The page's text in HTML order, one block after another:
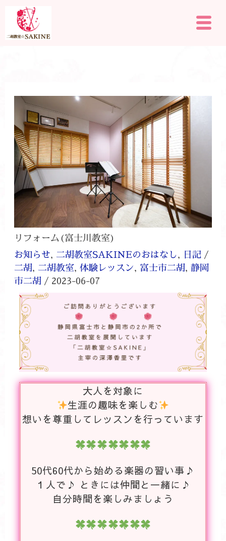
を
メ
ニ
リフォーム(富士川教室)
お知らせ, 二胡教室SAKINEのおはなし, 日記/
二胡, 二胡教室, 体験レッスン, 富士市二胡, 静岡
市二胡/ 2023-06-07
大人を対象に
生涯の趣味を楽しむ
想いを尊重してレッスンを行っています
50代60代から始める楽器の習い事♪
１人で♪ ときには仲間と一緒に♪
自分時間を楽しみましょう